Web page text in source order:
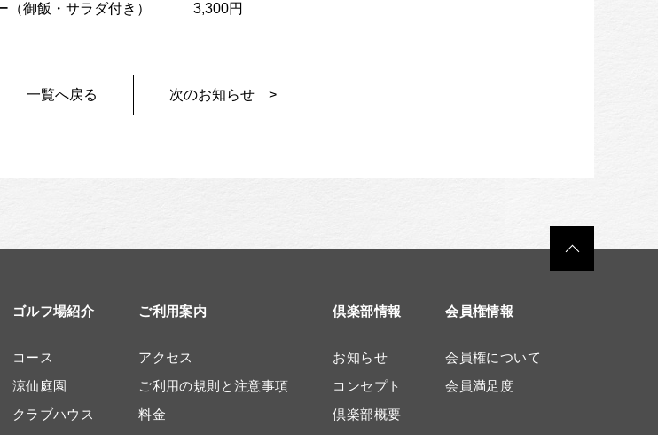
ー（御飯・サラダ付き） 3,300円
一覧へ戻る 次のお知らせ >
ゴルフ場紹介
コース
涼仙庭園
クラブハウス
ご利用案内
アクセス
ご利用の規則と注意事項
料金
倶楽部情報
お知らせ
コンセプト
倶楽部概要
会員権情報
会員権について
会員満足度